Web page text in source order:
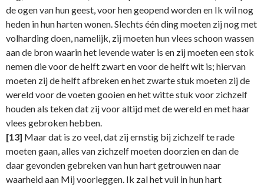
de ogen van hun geest, voor hen geopend worden en Ik wil nog
heden in hun harten wonen. Slechts één ding moeten zij nog met
volharding doen, namelijk, zij moeten hun vlees schoon wassen
aan de bron waarin het levende water is en zij moeten een stok
nemen die voor de helft zwart en voor de helft wit is; hiervan
moeten zij de helft afbreken en het zwarte stuk moeten zij de
wereld voor de voeten gooien en het witte stuk voor zichzelf
houden als teken dat zij voor altijd met de wereld en met haar
vlees gebroken hebben.
[13] Maar dat is zo veel, dat zij ernstig bij zichzelf te rade
moeten gaan, alles van zichzelf moeten doorzien en dan de
daar gevonden gebreken van hun hart getrouwen naar
waarheid aan Mij voorleggen. Ik zal het vuil in hun hart